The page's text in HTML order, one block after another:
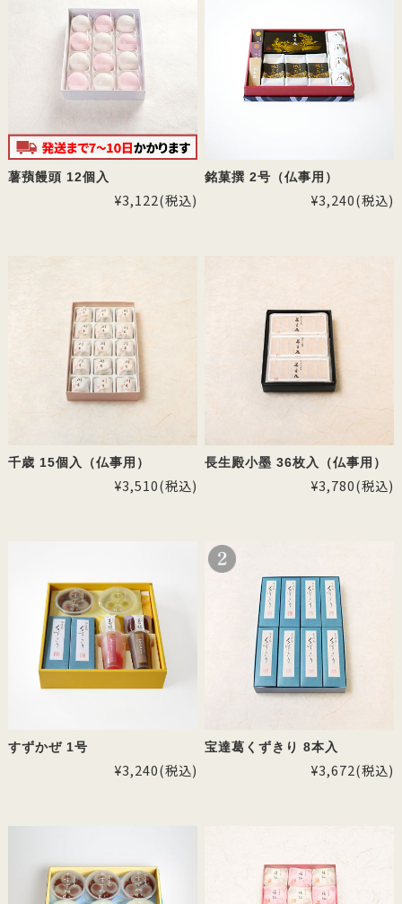
薯蕷饅頭 12個入
¥3,122(税込)
銘菓撰 2号（仏事用）
¥3,240(税込)
千歳 15個入（仏事用）
¥3,510(税込)
長生殿小墨 36枚入（仏事用）
¥3,780(税込)
すずかぜ 1号
¥3,240(税込)
宝達葛くずきり 8本入
¥3,672(税込)